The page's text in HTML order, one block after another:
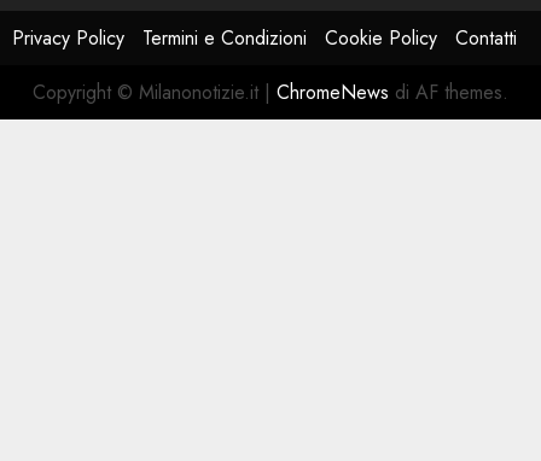
Privacy Policy Termini e Condizioni Cookie Policy
Contatti
Copyright © Milanonotizie.it | ChromeNews di AF themes.